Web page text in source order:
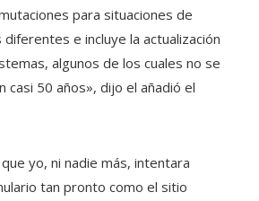
para situaciones de
e incluye la actualización
algunos de los cuales no se
casi 50 años», dijo el añadió el
yo, ni nadie más, intentara
tan pronto como el sitio